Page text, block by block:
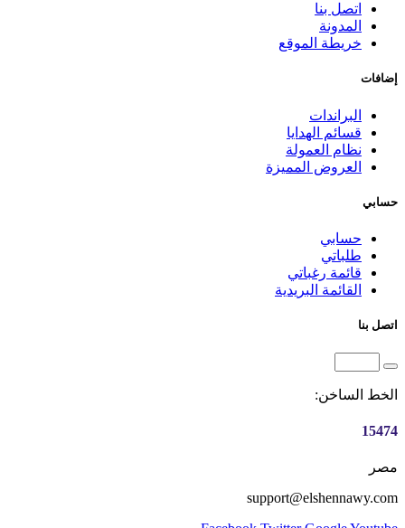
اتصل بنا
المدونة
خريطة الموقع
إضافات
البراندات
قسائم الهدايا
نظام العمولة
العروض المميزة
حسابي
حسابي
طلباتي
قائمة رغباتي
القائمة البريدية
اتصل بنا
الخط الساخن:
15474
مصر
support@elshennawy.com